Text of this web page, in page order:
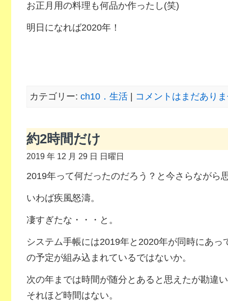
お正月用の料理も何品か作ったし(笑)
明日になれば2020年！
カテゴリー: ch10．生活| コメントはまだあり
約2時間だけ
2019 年 12 月 29 日 日曜日
2019年って何だったのだろう？と今さらながら
いわば疾風怒濤。
凄すぎたな・・・と。
システム手帳には2019年と2020年が同時にあっ
の予定が組み込まれているではないか。
次の年までは時間が随分とあると思えたが勘違
それほど時間はない。